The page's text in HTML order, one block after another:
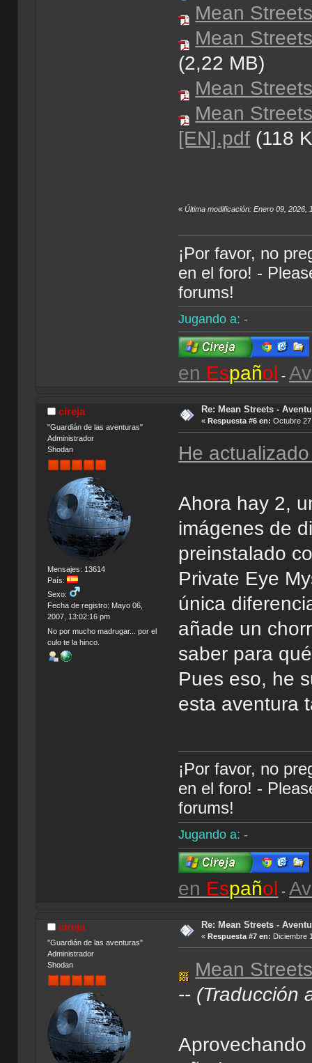
Mean
Mean
(2,22 MB)
Mean
Mean
[EN].pdf (118
«Última modificación: Enero 09, 2026,
¡Por favor, no
en el foro! -
forums!
Jugando a: -
en Español -
cireja
"Guardián de las aventuras"
Administrador
Shodan
Mensajes: 13614
País:
Sexo:
Fecha de registro: Mayo 06,
2007, 13:02:16 pm
No por mucho madrugar... por el
culo te la hinco.
Re: Mean Streets -
« Respuesta #6 en: Octubre
He
Ahora hay 2,
imágenes de
preinstalado
Private Eye
única
añade un
saber para
Pues eso, he
esta aventura
¡Por favor, no
en el foro! -
forums!
Jugando a: -
en Español -
cireja
"Guardián de las aventuras"
Administrador
Shodan
Re: Mean Streets -
« Respuesta #7 en: Diciembre
Mean
-- (Traducción